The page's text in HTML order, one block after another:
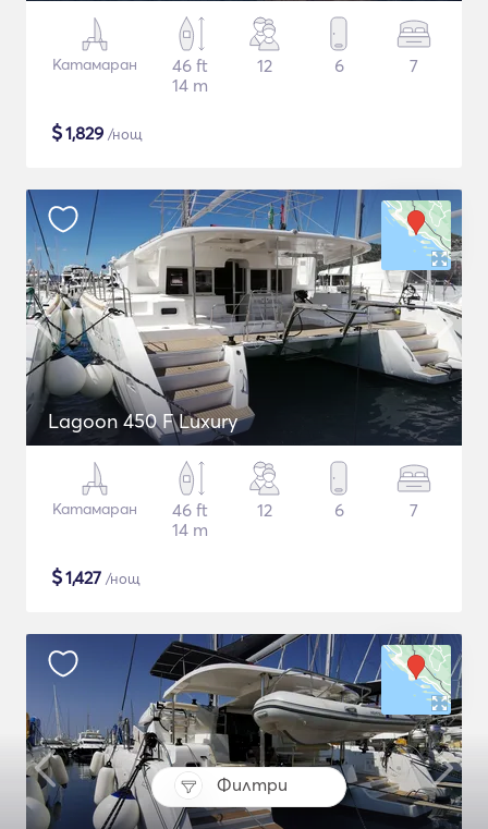
Филтри
Катамаран
46 ft
14 m
12 6 7
$1,829 /нощ
Lagoon 450 F Luxury
Катамаран
46 ft
14 m
12 6 7
$1,427 /нощ